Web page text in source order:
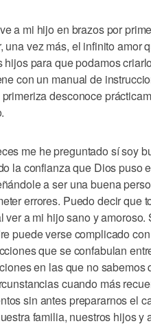
a mi hijo en brazos por
una vez más, el infinito amor
hijos para que podamos
con un manual de
desconoce
me he preguntado sí soy
la confianza que Dios puso
a ser una buena
errores. Puedo decir que
ver a mi hijo sano y
puede verse complicado
que se confabulan
en las que no
cuando más
sin antes prepararnos el
familia, nuestros hijos